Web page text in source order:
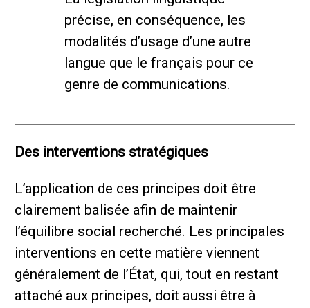
précise, en conséquence, les
modalités d’usage d’une autre
langue que le français pour ce
genre de communications.
Des interventions stratégiques
L’application de ces principes doit être
clairement balisée afin de maintenir
l’équilibre social recherché. Les principales
interventions en cette matière viennent
généralement de l’État, qui, tout en restant
attaché aux principes, doit aussi être à